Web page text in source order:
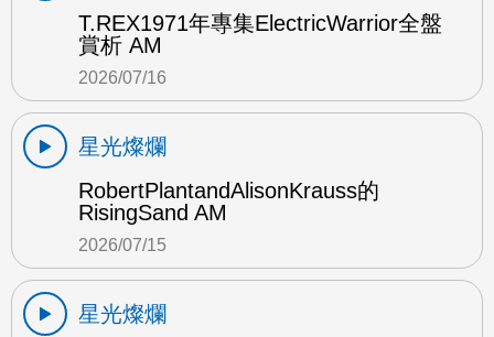
T.REX1971年專集ElectricWarrior全盤
賞析 AM
2026/07/16
星光燦爛
RobertPlantandAlisonKrauss的
RisingSand AM
2026/07/15
星光燦爛